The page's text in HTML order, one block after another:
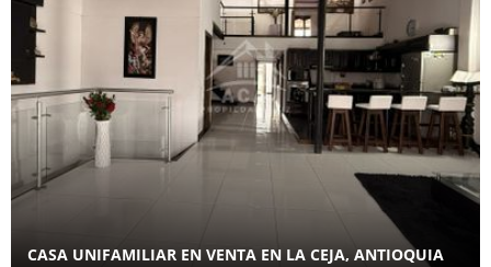
CASA UNIFAMILIAR EN VENTA EN LA CEJA, ANTIOQUIA